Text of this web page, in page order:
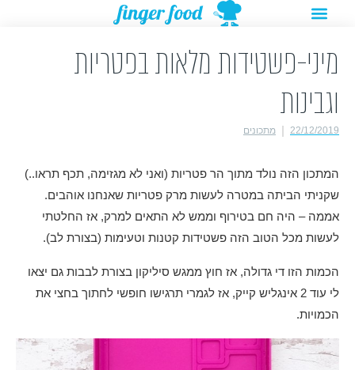
תפריט
מיני-פשטידות מלאות בפטריות
וגבינות
22/12/2019 מתכונים
המתכון הזה נולד מתוך הר פטריות (ואני לא מגזימה, תכף תראו..)
שקניתי הביתה במטרה לעשות מרק פטריות שאנחנו אוהבים.
אממה – היה חם בטירוף וממש לא התאים למרק, אז החלטתי
לעשות מכל הטוב הזה פשטידות קטנות וטעימות (בצורת לב).
הכמות הזו די גדולה, אז חוץ ממגש סיליקון בצורת לבבות גם יצאו
לי עוד 2 אינגליש קייק, אז לגמרי תרגישו חופשי לחתוך בחצי את
הכמויות.